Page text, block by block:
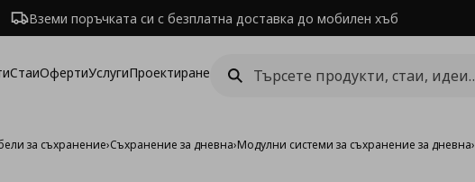
Вземи поръчката си с безплатна доставка до мобилен хъб
СтаиОфертиУслугиПроектиране
за съхранение›Съхранение за дневна›Модулни системи за съхранение за дневна›